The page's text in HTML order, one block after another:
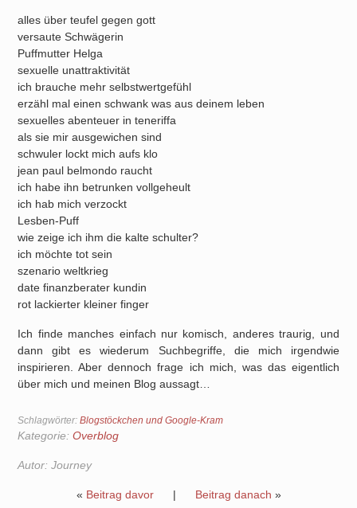
alles über teufel gegen gott
versaute Schwägerin
Puffmutter Helga
sexuelle unattraktivität
ich brauche mehr selbstwertgefühl
erzähl mal einen schwank was aus deinem leben
sexuelles abenteuer in teneriffa
als sie mir ausgewichen sind
schwuler lockt mich aufs klo
jean paul belmondo raucht
ich habe ihn betrunken vollgeheult
ich hab mich verzockt
Lesben-Puff
wie zeige ich ihm die kalte schulter?
ich möchte tot sein
szenario weltkrieg
date finanzberater kundin
rot lackierter kleiner finger
Ich finde manches einfach nur komisch, anderes traurig, und
dann gibt es wiederum Suchbegriffe, die mich irgendwie
inspirieren. Aber dennoch frage ich mich, was das eigentlich
über mich und meinen Blog aussagt…
Schlagwörter:Blogstöckchen und Google-Kram
Kategorie: Overblog
Autor: Journey
« Beitrag davor| Beitrag danach »